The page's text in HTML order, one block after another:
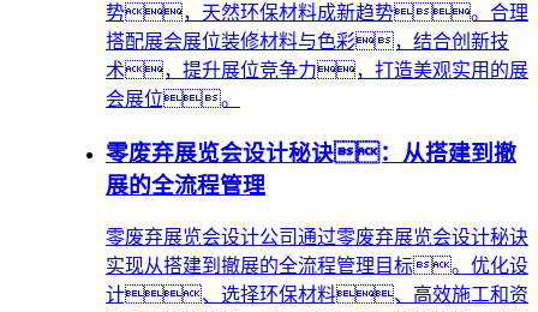
势，天然环保材料成新趋势。合理
搭配展会展位装修材料与色彩，结合创新技
术，提升展位竞争力，打造美观实用的展
会展位。
零废弃展览会设计秘诀：从搭建到撤
展的全流程管理
零废弃展览会设计公司通过零废弃展览会设计秘诀
实现从搭建到撤展的全流程管理目标。优化设
计、选择环保材料、高效施工和资